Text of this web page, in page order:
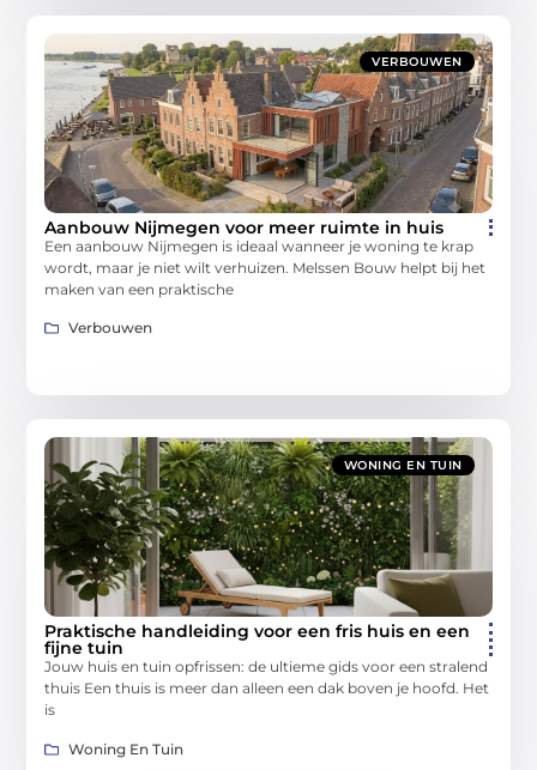
VERBOUWEN
Aanbouw Nijmegen voor meer ruimte in huis
Een aanbouw Nijmegen is ideaal wanneer je woning te krap
wordt, maar je niet wilt verhuizen. Melssen Bouw helpt bij het
maken van een praktische
Verbouwen
WONING EN TUIN
Praktische handleiding voor een fris huis en een
fijne tuin
Jouw huis en tuin opfrissen: de ultieme gids voor een stralend
thuis Een thuis is meer dan alleen een dak boven je hoofd. Het
is
Woning En Tuin